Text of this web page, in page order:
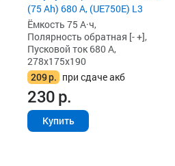
(75 Ah) 680 А, (UE750E) L3
Ёмкость 75 А·ч,
Полярность обратная [- +],
Пусковой ток 680 А,
278x175x190
209р. при сдаче акб
230р.
Купить